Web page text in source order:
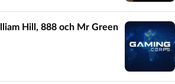
Hill, 888 och Mr Green